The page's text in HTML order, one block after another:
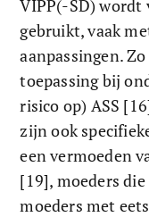
VIPP(-SD) wordt
gebruikt, vaak
aanpassingen.
toepassing bij
risico op) ASS
zijn ook
een vermoeden
[19], moeders
moeders met